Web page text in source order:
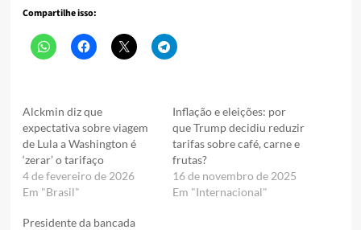
Compartilhe isso:
Alckmin diz que
expectativa sobre viagem
de Lula a Washington é
‘zerar’ o tarifaço
4 de fevereiro de 2026
Em "Brasil"
Inflação e eleições: por
que Trump decidiu reduzir
tarifas sobre café, carne e
frutas?
16 de novembro de 2025
Em "Internacional"
Presidente da bancada